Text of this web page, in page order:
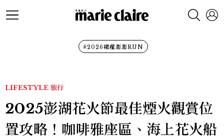
#2026裙襬澎澎RUN
LIFESTYLE 旅行
2025澎湖花火節最佳煙火觀賞位
置攻略！咖啡雅座區、海上花火船